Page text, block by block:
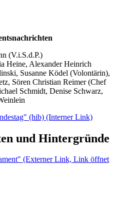
(V.i.S.d.P.)
Heine, Alexander Heinrich
Susanne Ködel (Volontärin),
Sören Christian Reimer (Chef
Schmidt, Denise Schwarz,
(hib) (Interner Link)
und Hintergründe
(Externer Link, Link öffnet